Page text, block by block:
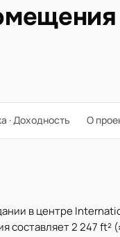
· Доходность О
в центре
2 247 ft²